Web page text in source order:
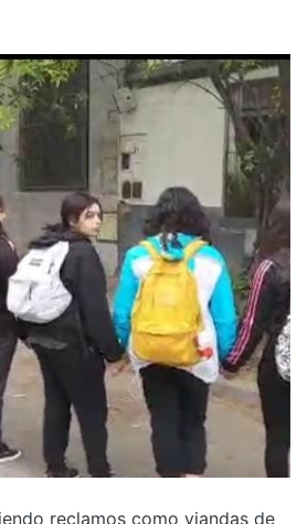
reclamos como viandas de